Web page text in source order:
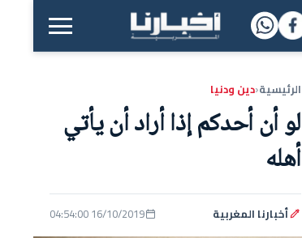
القائمة الرئيسية
الرئيسية‹دين ودنيا
لو أن أحدكم إذا أراد أن يأتي
أهله
أخبارنا المغربية 16/10/2019 04:54:00